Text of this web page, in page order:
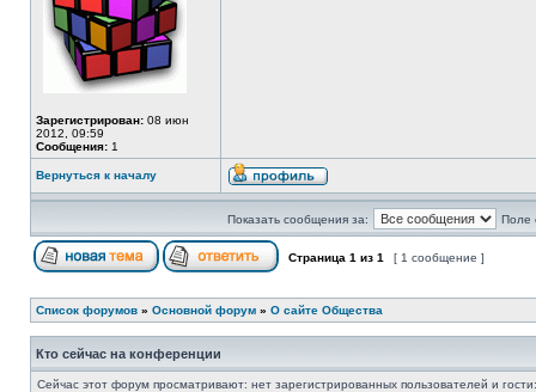
Зарегистрирован: 08 июн
2012, 09:59
Сообщения: 1
Вернуться к началу
Показать сообщения за: Поле
Страница 1 из 1 [ 1 сообщение ]
Список форумов » Основной форум » О сайте Общества
Кто сейчас на конференции
Сейчас этот форум просматривают: нет зарегистрированных пользователей и